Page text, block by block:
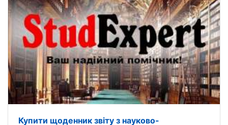
Купити щоденник звіту з науково-